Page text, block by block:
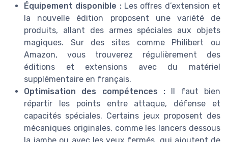
Équipement disponible :Les offres d’extension et
la nouvelle édition proposent une variété de
produits, allant des armes spéciales aux objets
magiques. Sur des sites comme Philibert ou
Amazon, vous trouverez régulièrement des
éditions et extensions avec du matériel
supplémentaire en français.
Optimisation des compétences : Il faut bien
répartir les points entre attaque, défense et
capacités spéciales. Certains jeux proposent des
mécaniques originales, comme les lancers dessous